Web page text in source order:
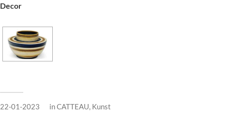
Decor
22-01-2023 inCATTEAU, Kunst